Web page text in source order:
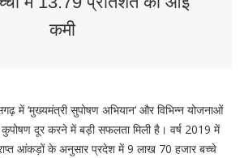
कमी
में ‘मुख्यमंत्री सुपोषण अभियान‘ और विभिन्न योजनाओं
दूर करने में बड़ी सफलता मिली है। वर्ष 2019 में
आंकड़ों के अनुसार प्रदेश में 9 लाख 70 हजार बच्चे